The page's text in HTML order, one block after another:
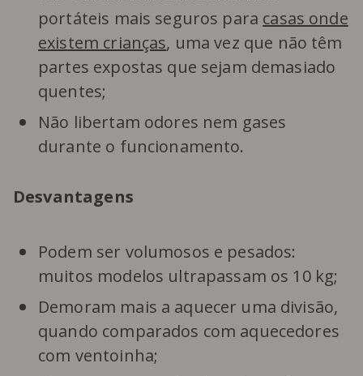
portáteis mais seguros para casas onde
existem crianças, uma vez que não têm
partes expostas que sejam demasiado
quentes;
Não libertam odores nem gases
durante o funcionamento.
Desvantagens
Podem ser volumosos e pesados:
muitos modelos ultrapassam os 10 kg;
Demoram mais a aquecer uma divisão,
quando comparados com aquecedores
com ventoinha;